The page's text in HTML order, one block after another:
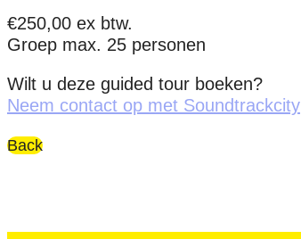
€250,00 ex btw.
Groep max. 25 personen
Wilt u deze guided tour boeken?
Neem contact op met Soundtrackcity
Back